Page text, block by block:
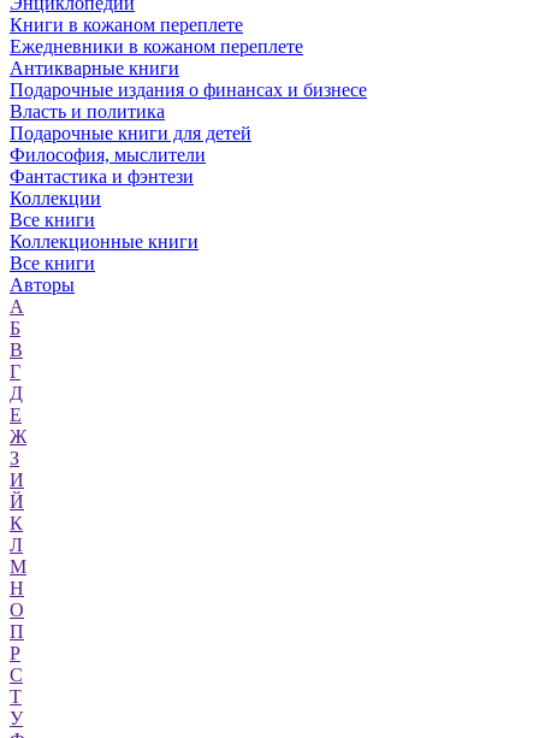
Книги в кожаном переплете
Ежедневники в кожаном переплете
Антикварные книги
Подарочные издания о финансах и бизнесе
Власть и политика
Подарочные книги для детей
Философия, мыслители
Фантастика и фэнтези
Коллекции
Все книги
Коллекционные книги
Все книги
Авторы
А
Б
В
Г
Д
Е
Ж
З
И
Й
К
Л
М
Н
О
П
Р
С
Т
У